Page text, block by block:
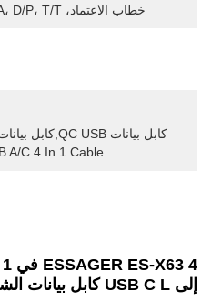
خطاب الاعتماد، D/A، D/P، T/T، ويسترن يونيون، موني جرام
كابل بيانات QC USB,كابل بيانات شحن Qc,كابل بيانات Pd Usb
A/C 4 In 1 Cable
إلى USB C L كابل بيانات الشحن